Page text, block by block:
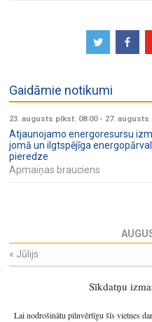
Sīkdatņu
Lai nodrošinātu pilnvērtīgu šīs vietnes
Gaidāmie notikumi
23. augusts plkst. 08:00- 27. augusts
Atjaunojamo energoresursu
jomā un ilgtspējīga
pieredze
Apmaiņas brauciens
« Jūlijs
29 30